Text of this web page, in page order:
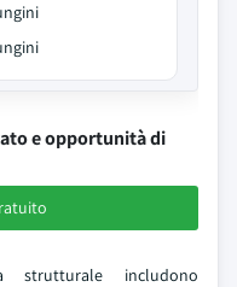
e opportunità di
includono